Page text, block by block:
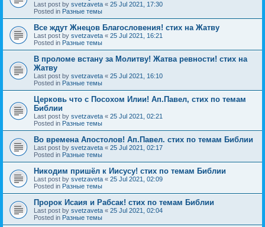
Last post by svetzaveta « 25 Jul 2021, 17:30
Posted in Разные темы
Все ждут Жнецов Благословения! стих на Жатву
Last post by svetzaveta « 25 Jul 2021, 16:21
Posted in Разные темы
В проломе встану за Молитву! Жатва ревности! стих на
Жатву
Last post by svetzaveta « 25 Jul 2021, 16:10
Posted in Разные темы
Церковь что с Посохом Илии! Ап.Павел, стих по темам
Библии
Last post by svetzaveta « 25 Jul 2021, 02:21
Posted in Разные темы
Во времена Апостолов! Ап.Павел. стих по темам Библии
Last post by svetzaveta « 25 Jul 2021, 02:17
Posted in Разные темы
Никодим пришёл к Иисусу! стих по темам Библии
Last post by svetzaveta « 25 Jul 2021, 02:09
Posted in Разные темы
Пророк Исаия и Рабсак! стих по темам Библии
Last post by svetzaveta « 25 Jul 2021, 02:04
Posted in Разные темы